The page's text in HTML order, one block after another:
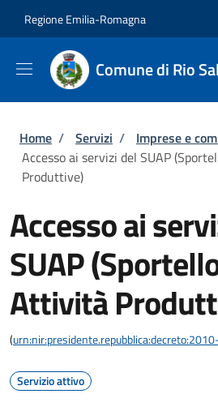
Regione Emilia-Romagna
Comune di Rio
Briciole di pane
Home / Servizi / Imprese e
Accesso ai servizi del SUAP
Produttive)
Accesso ai
SUAP
Attività
(
Servizio attivo